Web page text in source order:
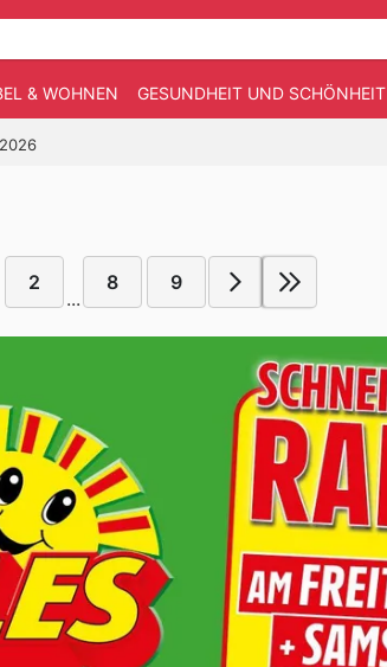
& WOHNEN GESUNDHEIT UND SCHÖNHEIT
2
...
8 9